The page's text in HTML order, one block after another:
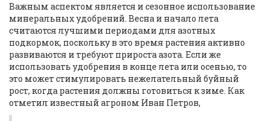
Важным аспектом является и сезонное использование
минеральных удобрений. Весна и начало лета
считаются лучшими периодами для азотных
подкормок, поскольку в это время растения активно
развиваются и требуют прироста азота. Если же
использовать удобрения в конце лета или осенью, то
это может стимулировать нежелательный буйный
рост, когда растения должны готовиться к зиме. Как
отметил известный агроном Иван Петров,